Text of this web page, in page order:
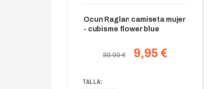
Ocun Raglan camiseta mujer
- cubisme flower blue
30.00 € 9,95 €
TALLA: